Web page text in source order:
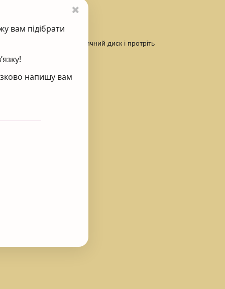
. Змочіть тоніком косметичний диск і протріть
вам підібрати
напишу вам